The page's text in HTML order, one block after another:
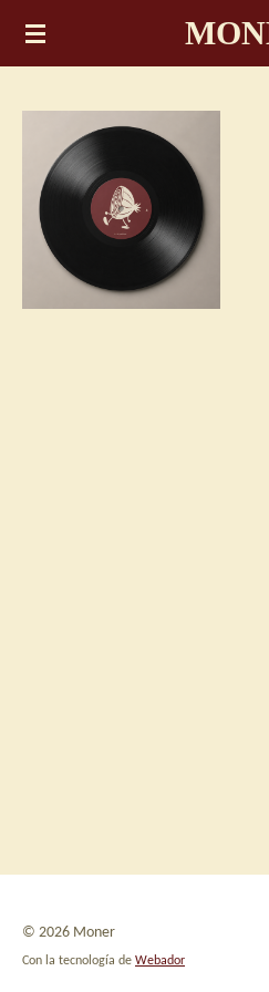
principal
© 2026 Moner
Con la tecnología de Webador